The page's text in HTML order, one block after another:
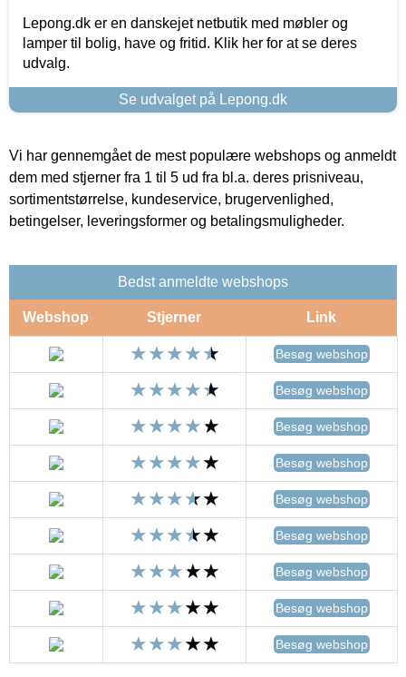
Lepong.dk er en danskejet netbutik med møbler og
lamper til bolig, have og fritid. Klik her for at se deres
udvalg.
Se udvalget på Lepong.dk
Vi har gennemgået de mest populære webshops og anmeldt
dem med stjerner fra 1 til 5 ud fra bl.a. deres prisniveau,
sortimentstørrelse, kundeservice, brugervenlighed,
betingelser, leveringsformer og betalingsmuligheder.
Bedst anmeldte webshops
Webshop Stjerner Link
Besøg webshop
Besøg webshop
Besøg webshop
Besøg webshop
Besøg webshop
Besøg webshop
Besøg webshop
Besøg webshop
Besøg webshop